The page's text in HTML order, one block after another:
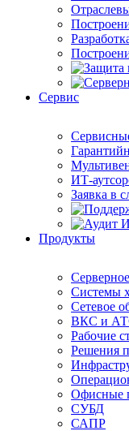
Сервис
ИТ-
Заявка в
Продукты
Системы
Сетевое
ВКС и
Рабочие
Решения
Офисные
СУБД
САПР